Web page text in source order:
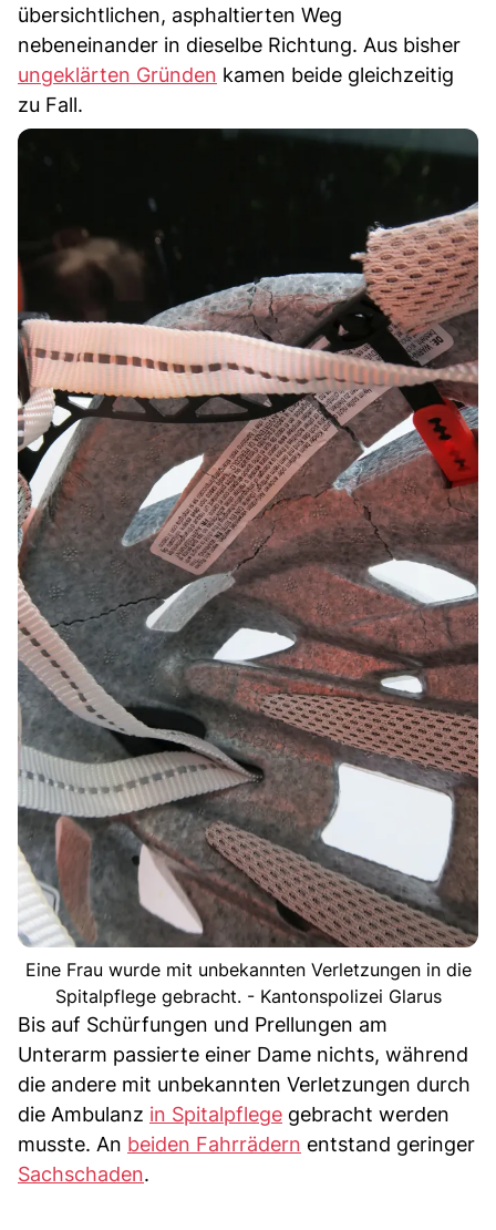
übersichtlichen, asphaltierten Weg
nebeneinander in dieselbe Richtung. Aus bisher
ungeklärten Gründen kamen beide gleichzeitig
zu Fall.
Eine Frau wurde mit unbekannten Verletzungen in die
Spitalpflege gebracht. - Kantonspolizei Glarus
Bis auf Schürfungen und Prellungen am
Unterarm passierte einer Dame nichts, während
die andere mit unbekannten Verletzungen durch
die Ambulanz in Spitalpflege gebracht werden
musste. An beiden Fahrrädern entstand geringer
Sachschaden.